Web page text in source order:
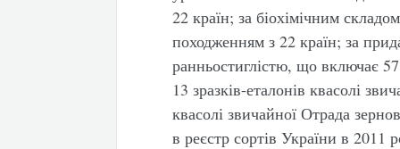
22 країн; за біохімічним
походженням з 22 країн; за
ранньостиглістю, що включає
13 зразків-еталонів квасолі
квасолі звичайної Отрада
в реєстр сортів України в 2011